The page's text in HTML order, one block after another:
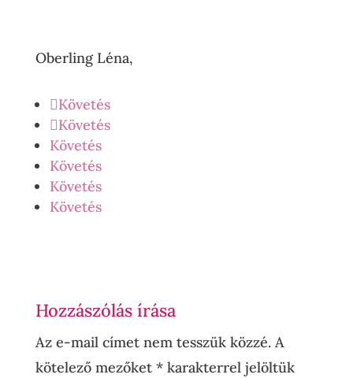
Oberling Léna,
Követés
Követés
Követés
Követés
Követés
Követés
Hozzászólás írása
Az e-mail címet nem tesszük közzé. A
kötelező mezőket *karakterrel jelöltük